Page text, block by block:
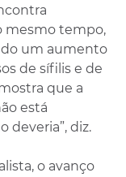
mesmo tempo,
um aumento
de sífilis e de
que a
está
deveria”, diz.
o avanço